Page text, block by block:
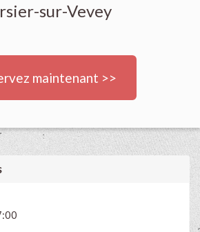
sur-Vevey
maintenant >>